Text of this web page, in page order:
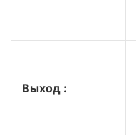
Выход :